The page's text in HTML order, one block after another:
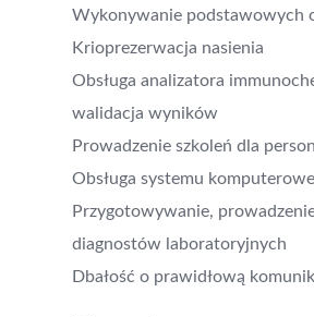
Wykonywanie podstawowych
Krioprezerwacja nasienia
Obsługa analizatora
walidacja wyników
Prowadzenie szkoleń dla
Obsługa systemu
Przygotowywanie,
diagnostów laboratoryjnych
Dbałość o prawidłową